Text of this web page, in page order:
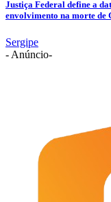
Justiça Federal define a
envolvimento na morte de
Sergipe
- Anúncio-